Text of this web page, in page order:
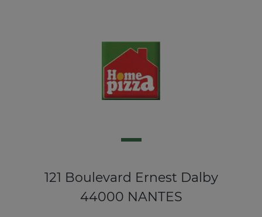
121 Boulevard Ernest Dalby
44000 NANTES